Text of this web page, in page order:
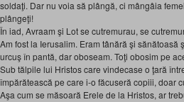
soldaţi. Dar nu voia să plângă, ci mângâia
plângeţi!
În iad, Avraam şi Lot se cutremurau, se
Am fost la Ierusalim. Eram tânără şi
urcuş în pantă, dar oboseam. Toţi obosim pe
Sub tălpile lui Hristos care vindecase o ţară
împărătească pe care i-o făcuseră copiii, doar
Aşa cum se măsoară Erele de la Hristos, ar